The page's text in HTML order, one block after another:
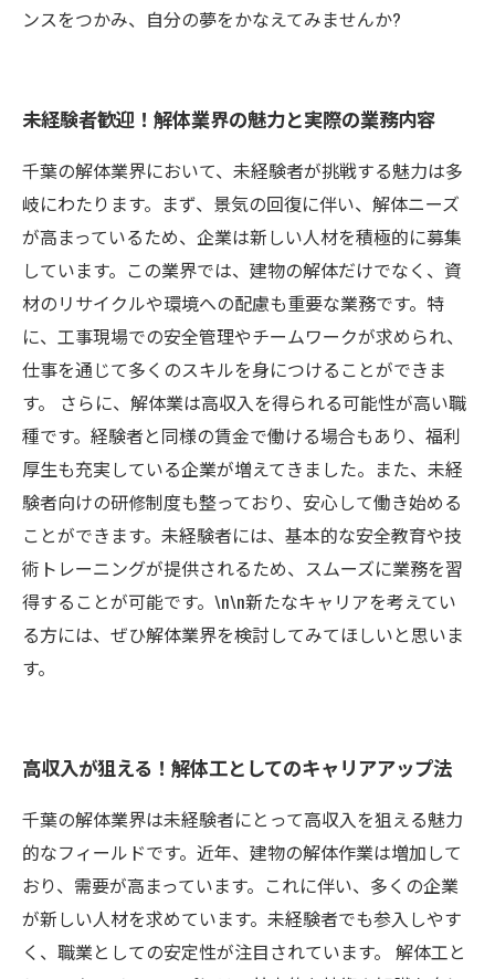
ンスをつかみ、自分の夢をかなえてみませんか?
未経験者歓迎！解体業界の魅力と実際の業務内容
千葉の解体業界において、未経験者が挑戦する魅力は多
岐にわたります。まず、景気の回復に伴い、解体ニーズ
が高まっているため、企業は新しい人材を積極的に募集
しています。この業界では、建物の解体だけでなく、資
材のリサイクルや環境への配慮も重要な業務です。特
に、工事現場での安全管理やチームワークが求められ、
仕事を通じて多くのスキルを身につけることができま
す。 さらに、解体業は高収入を得られる可能性が高い職
種です。経験者と同様の賃金で働ける場合もあり、福利
厚生も充実している企業が増えてきました。また、未経
験者向けの研修制度も整っており、安心して働き始める
ことができます。未経験者には、基本的な安全教育や技
術トレーニングが提供されるため、スムーズに業務を習
得することが可能です。\n\n新たなキャリアを考えてい
る方には、ぜひ解体業界を検討してみてほしいと思いま
す。
高収入が狙える！解体工としてのキャリアアップ法
千葉の解体業界は未経験者にとって高収入を狙える魅力
的なフィールドです。近年、建物の解体作業は増加して
おり、需要が高まっています。これに伴い、多くの企業
が新しい人材を求めています。未経験者でも参入しやす
く、職業としての安定性が注目されています。 解体工と